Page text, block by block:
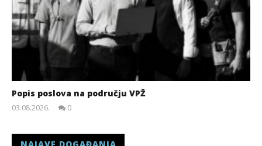
Popis poslova na području VPŽ
03.08.2026.
0